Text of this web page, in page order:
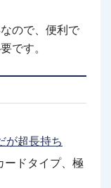
ので、便利で
です。
が超長持ち
ードタイプ、極